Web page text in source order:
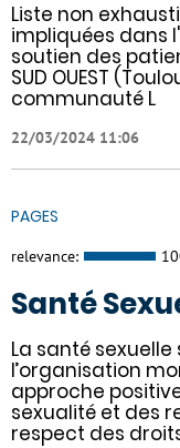
Liste non
impliquées dans
soutien des
SUD OUEST
communauté L
22/03/2024 11:06
PAGES
relevance:
Santé
La santé
l’organisation
approche
sexualité et des
respect des